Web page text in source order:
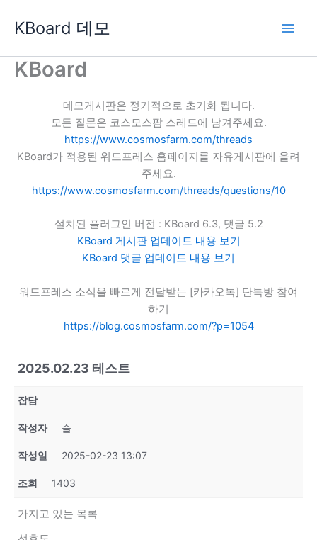
로
KBoard 데모
KBoard
데모게시판은 정기적으로 초기화 됩니다.
모든 질문은 코스모스팜 스레드에 남겨주세요.
https://www.cosmosfarm.com/threads
KBoard가 적용된 워드프레스 홈페이지를 자유게시판에 올려
주세요.
https://www.cosmosfarm.com/threads/questions/10
설치된 플러그인 버전 : KBoard 6.3, 댓글 5.2
KBoard 게시판 업데이트 내용 보기
KBoard 댓글 업데이트 내용 보기
워드프레스 소식을 빠르게 전달받는 [카카오톡] 단톡방 참여
하기
https://blog.cosmosfarm.com/?p=1054
2025.02.23 테스트
잡담
작성자 슬
작성일 2025-02-23 13:07
조회 1403
가지고 있는 목록